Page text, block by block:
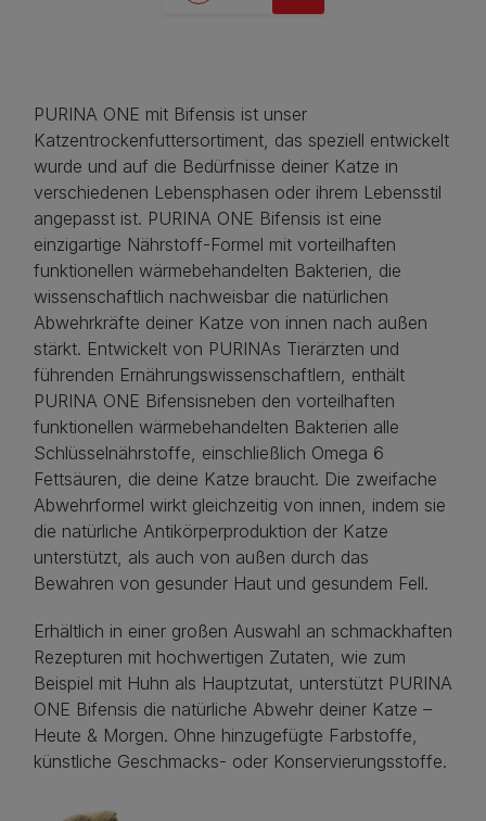
PURINA ONE mit Bifensis ist unser
Katzentrockenfuttersortiment, das speziell entwickelt
wurde und auf die Bedürfnisse deiner Katze in
verschiedenen Lebensphasen oder ihrem Lebensstil
angepasst ist. PURINA ONE Bifensis ist eine
einzigartige Nährstoff-Formel mit vorteilhaften
funktionellen wärmebehandelten Bakterien, die
wissenschaftlich nachweisbar die natürlichen
Abwehrkräfte deiner Katze von innen nach außen
stärkt. Entwickelt von PURINAs Tierärzten und
führenden Ernährungswissenschaftlern, enthält
PURINA ONE Bifensisneben den vorteilhaften
funktionellen wärmebehandelten Bakterien alle
Schlüsselnährstoffe, einschließlich Omega 6
Fettsäuren, die deine Katze braucht. Die zweifache
Abwehrformel wirkt gleichzeitig von innen, indem sie
die natürliche Antikörperproduktion der Katze
unterstützt, als auch von außen durch das
Bewahren von gesunder Haut und gesundem Fell.
Erhältlich in einer großen Auswahl an schmackhaften
Rezepturen mit hochwertigen Zutaten, wie zum
Beispiel mit Huhn als Hauptzutat, unterstützt PURINA
ONE Bifensis die natürliche Abwehr deiner Katze –
Heute & Morgen. Ohne hinzugefügte Farbstoffe,
künstliche Geschmacks- oder Konservierungsstoffe.